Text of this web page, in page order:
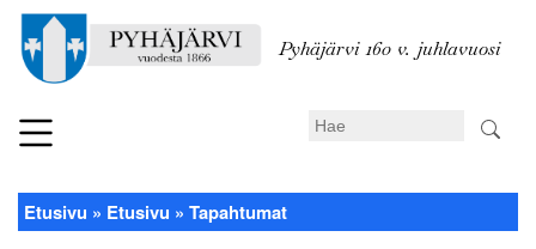
pääsisältöön
Pyhäjärvi 160 v. juhlavuosi
Search
Murupolku
Etusivu Etusivu Tapahtumat